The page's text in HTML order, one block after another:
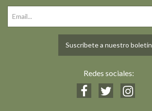
Suscríbete a nuestro boletín
Redes sociales: